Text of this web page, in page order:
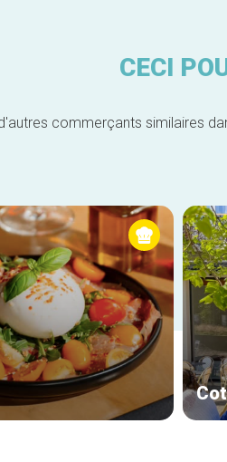
CECI
commerçants similaires